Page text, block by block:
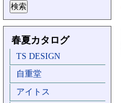
春夏カタログ
TS DESIGN
自重堂
アイトス